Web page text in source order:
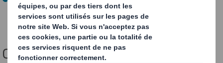
matériaux naturels (fibres végétales, bioplastiques,
papier recyclé non traité…).
Causes des déchets d'emballage